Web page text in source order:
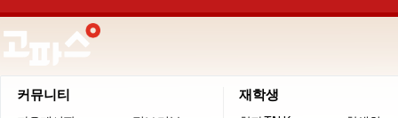
커뮤니티 재학생